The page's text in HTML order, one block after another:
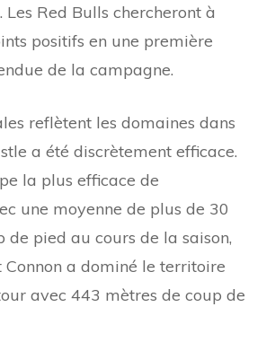
Red Bulls chercheront à
positifs en une première
de la campagne.
reflètent les domaines dans
a été discrètement efficace.
la plus efficace de
une moyenne de plus de 30
de pied au cours de la saison,
a dominé le territoire
avec 443 mètres de coup de